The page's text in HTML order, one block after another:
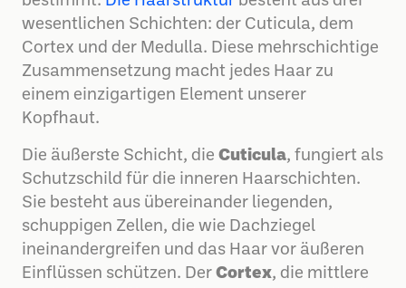
wesentlichen Schichten: der Cuticula, dem
Cortex und der Medulla. Diese mehrschichtige
Zusammensetzung macht jedes Haar zu
einem einzigartigen Element unserer
Kopfhaut.
Die äußerste Schicht, die Cuticula, fungiert als
Schutzschild für die inneren Haarschichten.
Sie besteht aus übereinander liegenden,
schuppigen Zellen, die wie Dachziegel
ineinandergreifen und das Haar vor äußeren
Einflüssen schützen. Der Cortex, die mittlere